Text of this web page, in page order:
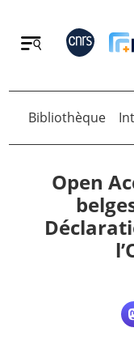
Retour
Accueil
Qui sommes nous
Retour
Bibliothèque
Open